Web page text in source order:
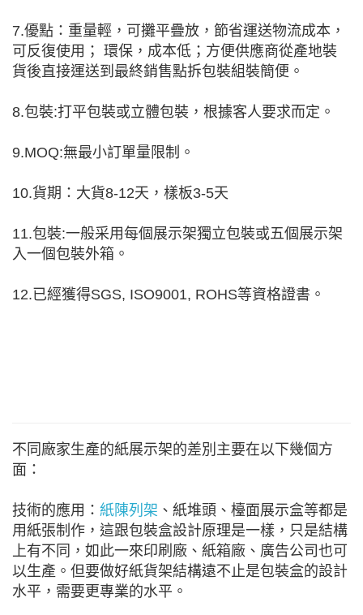
7.優點：重量輕，可攤平疊放，節省運送物流成本，
可反復使用； 環保，成本低；方便供應商從產地裝
貨後直接運送到最終銷售點拆包裝組裝簡便。
8.包裝:打平包裝或立體包裝，根據客人要求而定。
9.MOQ:無最小訂單量限制。
10.貨期：大貨8-12天，樣板3-5天
11.包裝:一般采用每個展示架獨立包裝或五個展示架
入一個包裝外箱。
12.已經獲得SGS, ISO9001, ROHS等資格證書。
不同廠家生產的紙展示架的差別主要在以下幾個方
面：
技術的應用： 紙陳列架 、紙堆頭、檯面展示盒等都是
用紙張制作，這跟包裝盒設計原理是一樣，只是結構
上有不同，如此一來印刷廠、紙箱廠、廣告公司也可
以生產。但要做好紙貨架結構遠不止是包裝盒的設計
水平，需要更專業的水平。